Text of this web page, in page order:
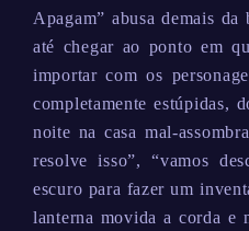
Apagam” abusa demais
até chegar ao ponto em
importar com os
completamente estúpidas,
noite na casa mal-
resolve isso”, “vamos
escuro para fazer um
lanterna movida a corda e